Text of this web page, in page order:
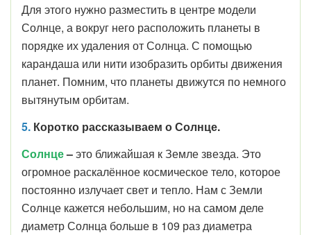
Для этого нужно разместить в центре модели
Солнце, а вокруг него расположить планеты в
порядке их удаления от Солнца. С помощью
карандаша или нити изобразить орбиты движения
планет. Помним, что планеты движутся по немного
вытянутым орбитам.
5. Коротко рассказываем о Солнце.
Солнце–это ближайшая к Земле звезда. Это
огромное раскалённое космическое тело, которое
постоянно излучает свет и тепло. Нам с Земли
Солнце кажется небольшим, но на самом деле
диаметр Солнца больше в 109 раз диаметра